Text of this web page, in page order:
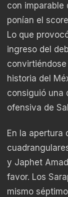
con imparable
ponían el
Lo que
ingreso del
historia del
consiguió una
ofensiva de
En la apertura
y Japhet
favor. Los
mismo